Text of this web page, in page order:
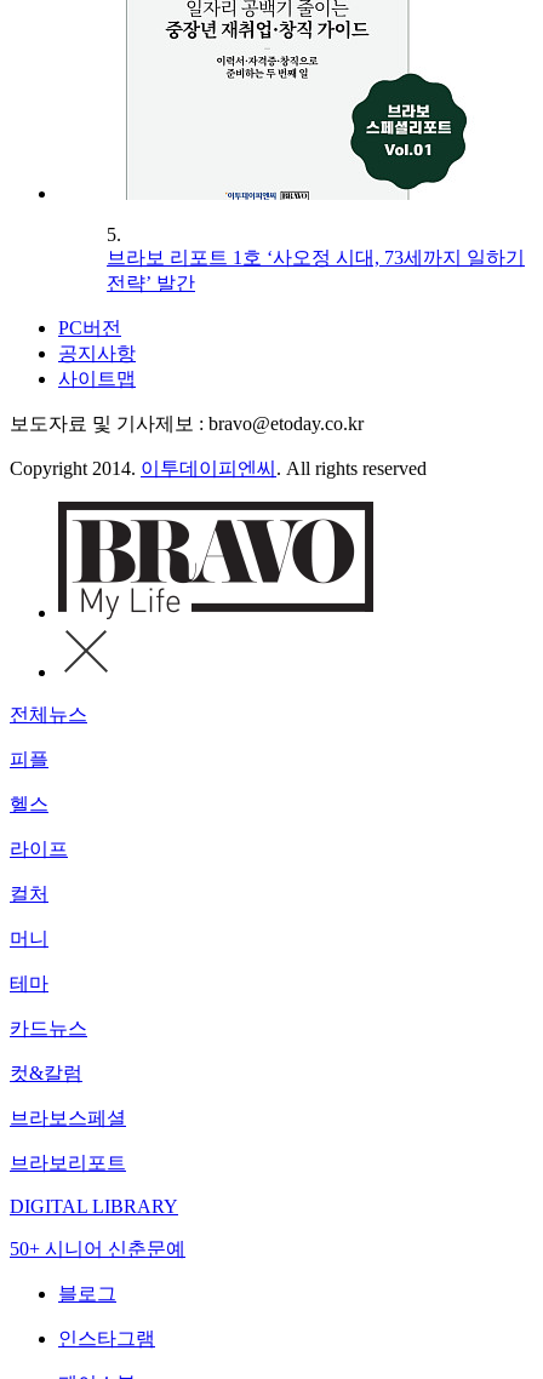
5.
브라보 리포트 1호 ‘사오정 시대, 73세까지 일하기
전략’ 발간
PC버전
공지사항
사이트맵
보도자료 및 기사제보 : bravo@etoday.co.kr
Copyright 2014. 이투데이피엔씨 . All rights reserved
전체뉴스
피플
헬스
라이프
컬처
머니
테마
카드뉴스
컷&칼럼
브라보스페셜
브라보리포트
DIGITAL LIBRARY
50+ 시니어 신춘문예
블로그
인스타그램